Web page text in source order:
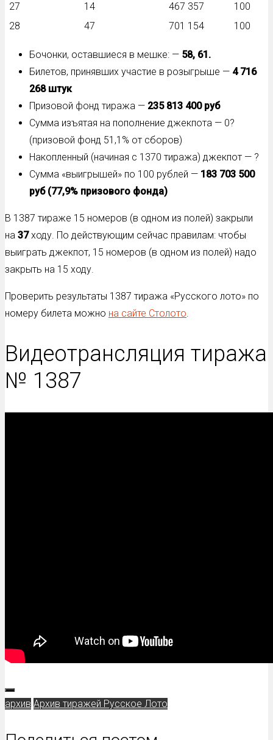
27
14 467 357
100
28
47 701 154 100
Бочонки, оставшиеся в мешке: — 58, 61.
Билетов, принявших участие в розыгрыше — 4 716
268 штук
Призовой фонд тиража — 235 813 400 руб
Сумма изъятая на пополнение джекпота — 0?
(призовой фонд 51,1% от сборов)
Накопленный (начиная с 1370 тиража) джекпот — ?
Сумма «выигрышей» по 100 рублей — 183 703 500
руб (77,9% призового фонда)
В 1387 тираже 15 номеров (в одном из полей) закрыли
на 37ходу. По действующим сейчас правилам: чтобы
выиграть джекпот, 15 номеров (в одном из полей) надо
закрыть на 15 ходу.
Проверить результаты 1387 тиража «Русского лото» по
номеру билета можно на сайте Столото.
Видеотрансляция тиража
№ 1387
архив Архив тиражей Русское Лото